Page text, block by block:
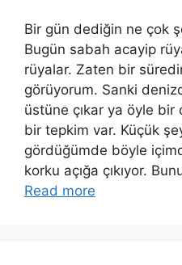
Bir gün dediğin ne çok
Bugün sabah acayip
rüyalar. Zaten bir
görüyorum. Sanki
üstüne çıkar ya öyle
bir tepkim var. Küçük
gördüğümde böyle
korku açığa çıkıyor.
Read more